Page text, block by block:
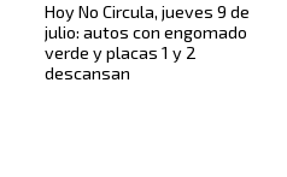
Hoy No Circula, jueves 9 de
julio: autos con engomado
verde y placas 1 y 2
descansan